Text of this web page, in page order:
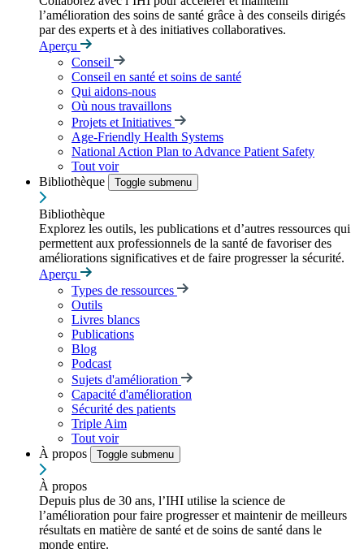
l’amélioration des soins de santé grâce à des conseils dirigés
par des experts et à des initiatives collaboratives.
Aperçu
Conseil
Conseil en santé et soins de santé
Qui aidons-nous
Où nous travaillons
Projets et Initiatives
Age-Friendly Health Systems
National Action Plan to Advance Patient Safety
Tout voir
Bibliothèque
Toggle submenu
Bibliothèque
Explorez les outils, les publications et d’autres ressources qui
permettent aux professionnels de la santé de favoriser des
améliorations significatives et de faire progresser la sécurité.
Aperçu
Types de ressources
Outils
Livres blancs
Publications
Blog
Podcast
Sujets d'amélioration
Capacité d'amélioration
Sécurité des patients
Triple Aim
Tout voir
À propos
Toggle submenu
À propos
Depuis plus de 30 ans, l’IHI utilise la science de
l’amélioration pour faire progresser et maintenir de meilleurs
résultats en matière de santé et de soins de santé dans le
monde entire.